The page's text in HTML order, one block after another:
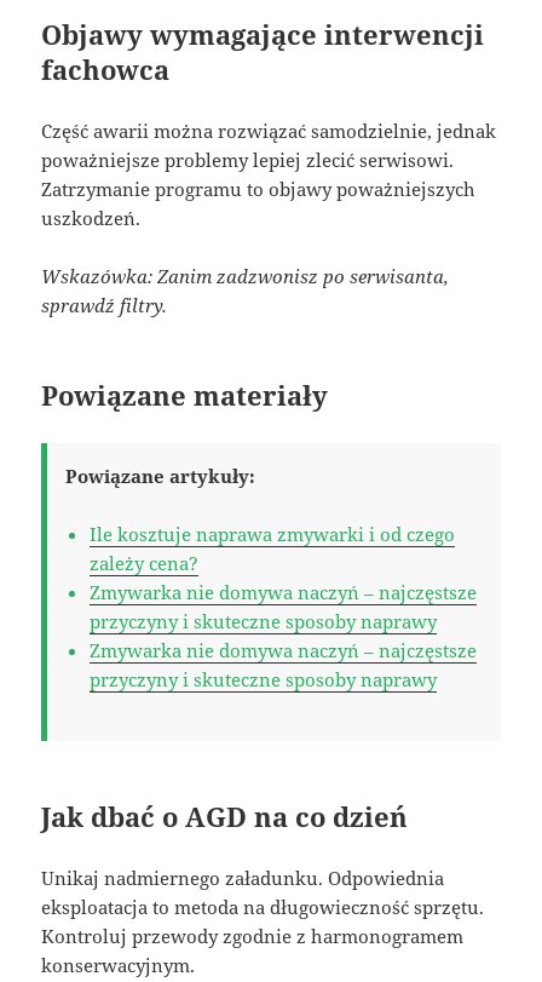
Objawy wymagające interwencji
fachowca
Część awarii można rozwiązać samodzielnie, jednak
poważniejsze problemy lepiej zlecić serwisowi.
Zatrzymanie programu to objawy poważniejszych
uszkodzeń.
Wskazówka: Zanim zadzwonisz po serwisanta,
sprawdź filtry.
Powiązane materiały
Powiązane artykuły:
Ile kosztuje naprawa zmywarki i od czego
zależy cena?
Zmywarka nie domywa naczyń – najczęstsze
przyczyny i skuteczne sposoby naprawy
Zmywarka nie domywa naczyń – najczęstsze
przyczyny i skuteczne sposoby naprawy
Jak dbać o AGD na co dzień
Unikaj nadmiernego załadunku. Odpowiednia
eksploatacja to metoda na długowieczność sprzętu.
Kontroluj przewody zgodnie z harmonogramem
konserwacyjnym.